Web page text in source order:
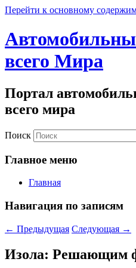
Перейти к основному
всего Мира
Портал
всего мира
Поиск
Главное меню
Главная
Навигация по записям
← Предыдущая Следующая →
Изола: Решающим